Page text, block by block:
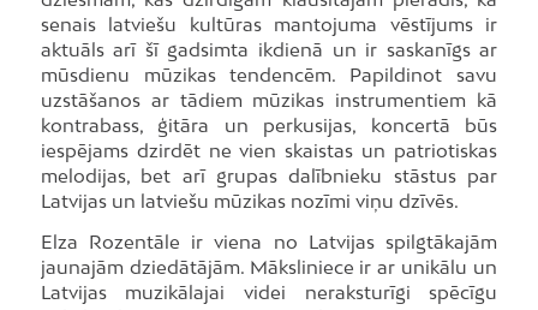
senais latviešu kultūras mantojuma vēstījums ir
aktuāls arī šī gadsimta ikdienā un ir saskanīgs ar
mūsdienu mūzikas tendencēm. Papildinot savu
uzstāšanos ar tādiem mūzikas instrumentiem kā
kontrabass, ģitāra un perkusijas, koncertā būs
iespējams dzirdēt ne vien skaistas un patriotiskas
melodijas, bet arī grupas dalībnieku stāstus par
Latvijas un latviešu mūzikas nozīmi viņu dzīvēs.
Elza Rozentāle ir viena no Latvijas spilgtākajām
jaunajām dziedātājām. Māksliniece ir ar unikālu un
Latvijas muzikālajai videi neraksturīgi spēcīgu